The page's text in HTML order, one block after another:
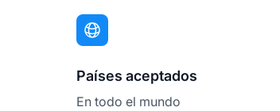
Países aceptados
En todo el mundo